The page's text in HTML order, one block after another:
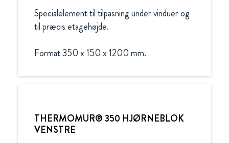
Specialelement til tilpasning under vinduer og
til præcis etagehøjde.
Format 350 x 150 x 1200 mm.
THERMOMUR® 350 HJØRNEBLOK
VENSTRE